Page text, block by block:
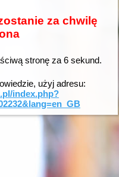
za chwilę
stronę za 6sekund.
użyj adresu:
index.php?